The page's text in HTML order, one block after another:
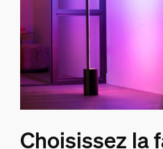
Choisissez la